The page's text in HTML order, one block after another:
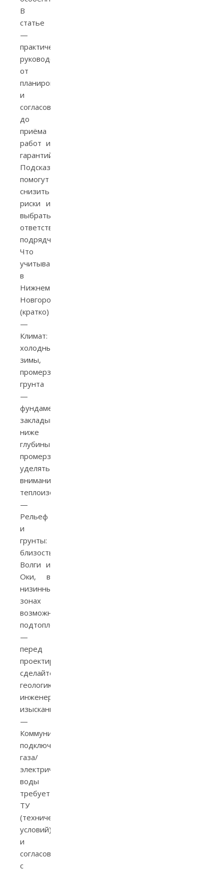
В
статье
—
практическое
руководство:
от
планирования
и
согласований
до
приёма
работ и
гарантий.
Подсказки
помогут
снизить
риски и
выбрать
ответственных
подрядчиков.
Что
учитывать
в
Нижнем
Новгороде
(кратко)
—
Климат:
холодные
зимы,
промерзание
грунта
—
фундаменты
закладывать
ниже
глубины
промерзания,
уделять
внимание
теплоизоляции.
—
Рельеф
и
грунты:
близость
Волги и
Оки, в
низинных
зонах
возможны
подтопления
—
перед
проектированием
сделайте
геологию/
инженерно‑геодезические
изыскания.
—
Коммуникации:
подключение
газа/
электричества/
воды
требует
ТУ
(технических
условий)
и
согласований
с